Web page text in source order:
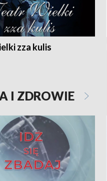
zza kulis
I ZDROWIE